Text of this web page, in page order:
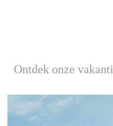
Ontdek onze